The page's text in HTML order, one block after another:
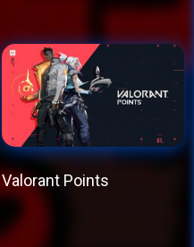
has
multiple
variants.
The
options
may
be
chosen
Valorant Points
product